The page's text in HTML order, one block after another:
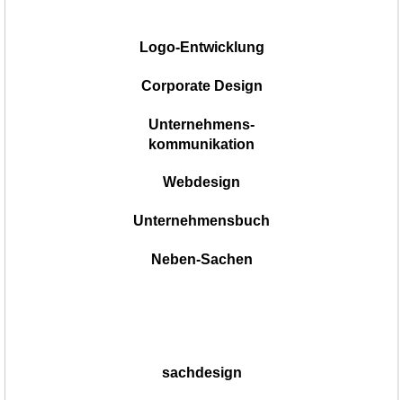
Logo-Entwicklung
Corporate Design
Unternehmens-
kommunikation
Webdesign
Unternehmensbuch
Neben-Sachen
sachdesign